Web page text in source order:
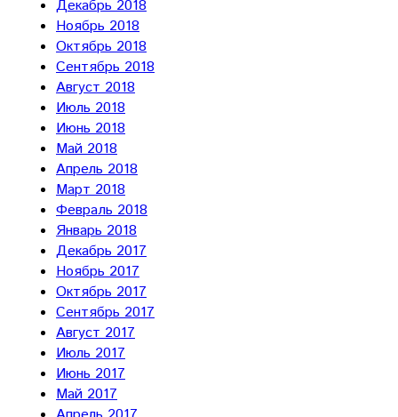
Декабрь 2018
Ноябрь 2018
Октябрь 2018
Сентябрь 2018
Август 2018
Июль 2018
Июнь 2018
Май 2018
Апрель 2018
Март 2018
Февраль 2018
Январь 2018
Декабрь 2017
Ноябрь 2017
Октябрь 2017
Сентябрь 2017
Август 2017
Июль 2017
Июнь 2017
Май 2017